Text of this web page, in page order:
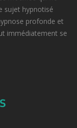
sujet hypnotisé
profonde et
immédiatement se